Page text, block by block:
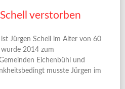
verstorben
Jürgen Schell im Alter von 60
2014 zum
Eichenbühl und
musste Jürgen im